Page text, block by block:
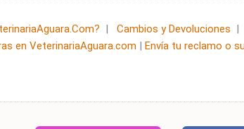
Cambios y Devoluciones
en VeterinariaAguara.com
Envía tu reclamo o